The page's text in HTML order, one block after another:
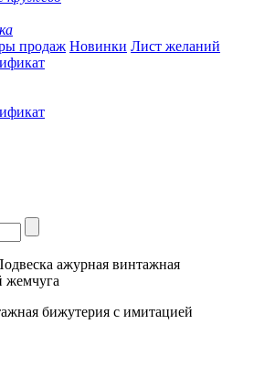
продаж Новинки Лист желаний
ажурная винтажная
жемчуга
бижутерия с имитацией